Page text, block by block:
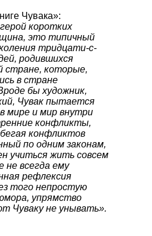
Чувака»:
коротких
это типичный
тридцати-с-
родившихся
стране, которые,
в стране
бы художник,
Чувак пытается
мире и мир внутри
конфликты,
конфликтов
по одним законам,
учиться жить совсем
не всегда ему
рефлексия
того непростую
упрямство
Чуваку не унывать».